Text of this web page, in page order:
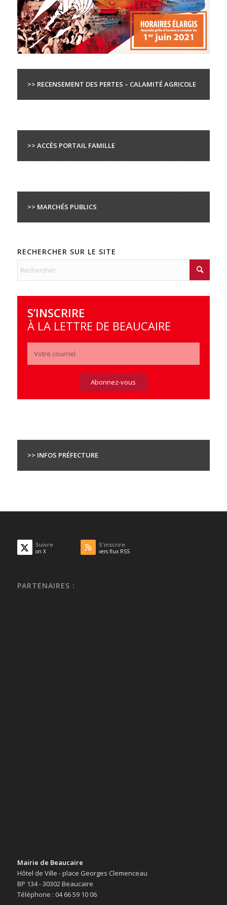
>> RECENSEMENT DES PERTES – CALAMITÉ AGRICOLE
>> ACCÈS PORTAIL FAMILLE
>> MARCHÉS PUBLICS
RECHERCHER SUR LE SITE
S’INSCRIRE
À LA LETTRE DE BEAUCAIRE
>> INFOS PRÉFECTURE
Suivre
on X
S'inscrire
vers flux RSS
PARTENAIRES :
Mairie de Beaucaire
Hôtel de Ville - place Georges Clemenceau
BP 134 - 30302 Beaucaire
Téléphone : 04 66 59 10 06